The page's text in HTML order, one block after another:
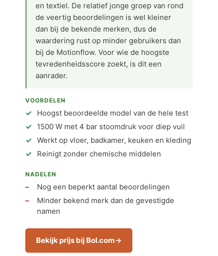
en textiel. De relatief jonge groep van rond
de veertig beoordelingen is wel kleiner
dan bij de bekende merken, dus de
waardering rust op minder gebruikers dan
bij de Motionflow. Voor wie de hoogste
tevredenheidsscore zoekt, is dit een
aanrader.
VOORDELEN
Hoogst beoordeelde model van de hele test
1500 W met 4 bar stoomdruk voor diep vuil
Werkt op vloer, badkamer, keuken en kleding
Reinigt zonder chemische middelen
NADELEN
Nog een beperkt aantal beoordelingen
Minder bekend merk dan de gevestigde
namen
Bekijk prijs bij Bol.com